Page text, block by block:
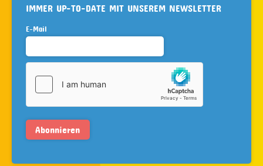
IMMER UP-TO-DATE MIT UNSEREM NEWSLETTER
E-Mail
Abonnieren